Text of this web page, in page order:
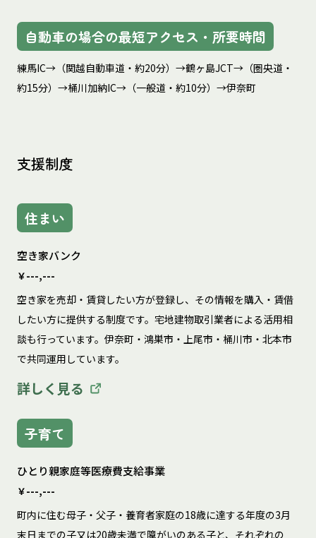
自動車の場合の最短アクセス・所要時間
練馬IC→（関越自動車道・約20分）→鶴ヶ島JCT→（圏央道・
約15分）→桶川加納IC→（一般道・約10分）→伊奈町
支援制度
住まい
空き家バンク
￥---,---
空き家を売却・賃貸したい方が登録し、その情報を購入・賃借
したい方に提供する制度です。宅地建物取引業者による活用相
談も行っています。伊奈町・鴻巣市・上尾市・桶川市・北本市
で共同運用しています。
詳しく見る
子育て
ひとり親家庭等医療費支給事業
￥---,---
町内に住む母子・父子・養育者家庭の18歳に達する年度の3月
末日までの子又は20歳未満で障がいのある子と、それぞれの